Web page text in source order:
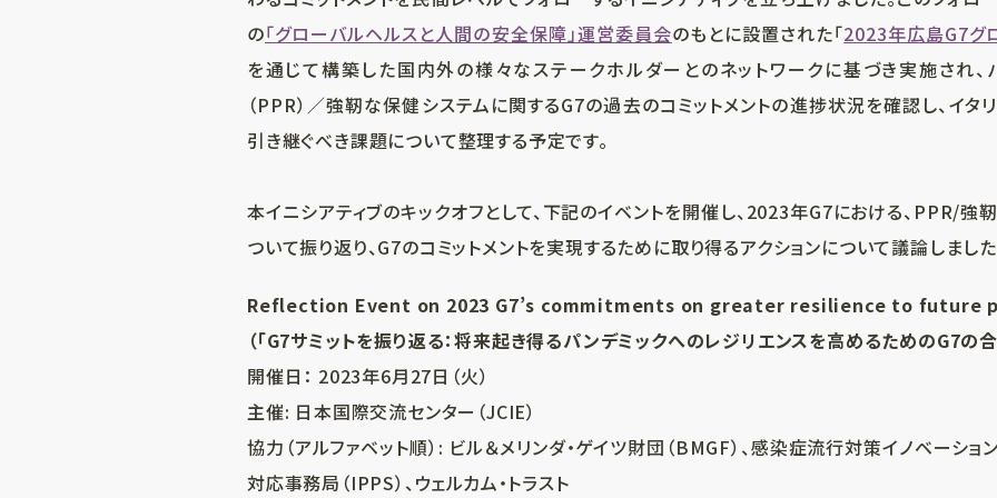
の「グローバルヘルスと人間の安全保障」運営委員会のもとに設置された「2023年広島G7グ
を通じて構築した国内外の様々なステークホルダーとのネットワークに基づき実施され、
（PPR）／強靭な保健システムに関するG7の過去のコミットメントの進捗状況を確認し、イ
引き継ぐべき課題について整理する予定です。
本イニシアティブのキックオフとして、下記のイベントを開催し、2023年G7における、PPR/
ついて振り返り、G7のコミットメントを実現するために取り得るアクションについて議論しました
Reflection Event on 2023 G7’s commitments on greater resilience to future
（「G7サミットを振り返る：将来起き得るパンデミックへのレジリエンスを高めるためのG7の
開催日： 2023年6月27日（火）
主催: 日本国際交流センター（JCIE）
協力（アルファベット順）: ビル＆メリンダ・ゲイツ財団（BMGF）、感染症流行対策イノベーショ
対応事務局（IPPS）、ウェルカム・トラスト